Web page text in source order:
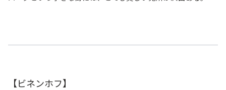
【ビネンホフ】